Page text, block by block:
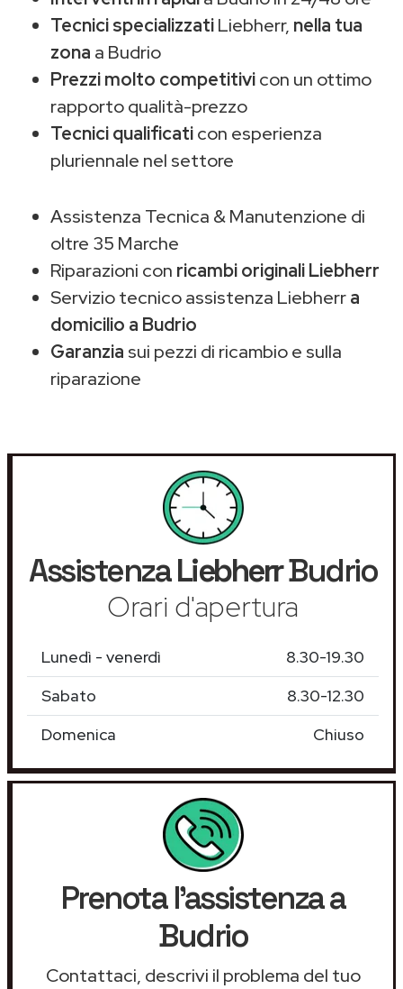
Tecnici specializzatiLiebherr, nella tua
zona a Budrio
Prezzi molto competitivicon un ottimo
rapporto qualità-prezzo
Tecnici qualificaticon esperienza
pluriennale nel settore
Assistenza Tecnica & Manutenzione di
oltre 35 Marche
Riparazioni con ricambi originali Liebherr
Servizio tecnico assistenza Liebherra
domicilio a Budrio
Garanzia sui pezzi di ricambio e sulla
riparazione
AssistenzaLiebherrBudrio
Orari d'apertura
Lunedì - venerdì
8.30-19.30
Sabato
8.30-12.30
Domenica
Chiuso
Prenota l'assistenza a
Budrio
Contattaci, descrivi il problema del tuo